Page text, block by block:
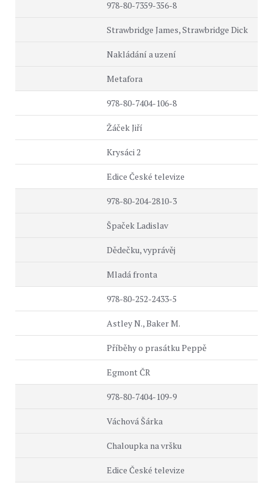
978-80-7359-356-8
Strawbridge James, Strawbridge Dick
Nakládání a uzení
Metafora
978-80-7404-106-8
Žáček Jiří
Krysáci 2
Edice České televize
978-80-204-2810-3
Špaček Ladislav
Dědečku, vyprávěj
Mladá fronta
978-80-252-2433-5
Astley N., Baker M.
Příběhy o prasátku Peppě
Egmont ČR
978-80-7404-109-9
Váchová Šárka
Chaloupka na vršku
Edice České televize